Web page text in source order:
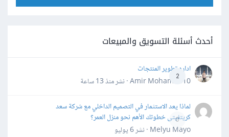
أحدث أسئلة التسويق والمبيعات
2
اداره تطوير المنتجات
Amir Mohamed10 · نشر
منذ 13 ساعة
0
لماذا يعد الاستثمار في التصميم الداخلي مع شركة سعد
كريتفيتى خطوتك الأهم نحو منزل العمر؟
Melyu Mayo · نشر
6 يوليو